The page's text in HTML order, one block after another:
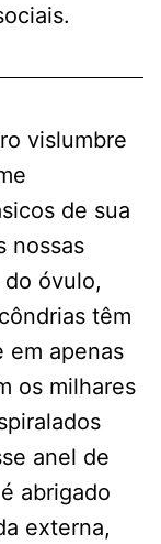
vislumbre
de sua
nossas
óvulo,
têm
em apenas
os milhares
anel de
abrigado
externa,